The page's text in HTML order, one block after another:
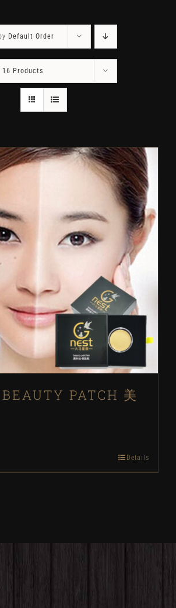
Default Order
16 Products
PATCH 美
Details